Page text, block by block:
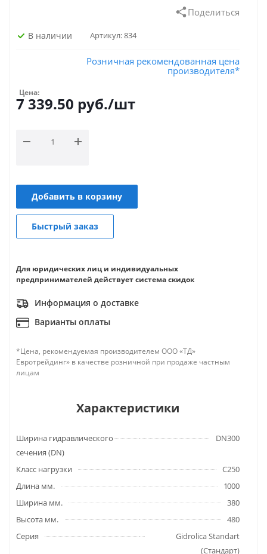
Поделиться
В наличии Артикул:834
Розничная рекомендованная цена
производителя*
Цена:
7 339.50 руб./шт
Добавить в корзину
Быстрый заказ
Для юридических лиц и индивидуальных
предпринимателей действует система скидок
Информация о доставке
Варианты оплаты
*Цена, рекомендуемая производителем ООО «ТД»
Евротрейдинг» в качестве розничной при продаже частным
лицам
Характеристики
Ширина гидравлического
сечения (DN)
DN300
Класс нагрузки
C250
Длина мм.
1000
Ширина мм.
380
Высота мм.
480
Серия
Gidrolica Standart
(Стандарт)